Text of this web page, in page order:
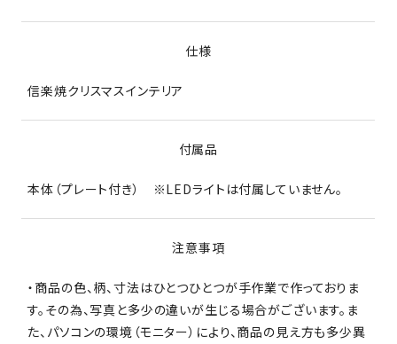
仕様
信楽焼クリスマスインテリア
付属品
本体（プレート付き） ※LEDライトは付属していません。
注意事項
・商品の色、柄、寸法はひとつひとつが手作業で作っておりま
す。その為、写真と多少の違いが生じる場合がございます。ま
た、パソコンの環境（モニター）により、商品の見え方も多少異